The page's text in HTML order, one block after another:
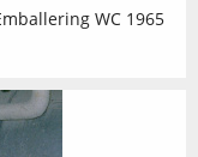
WC 1965